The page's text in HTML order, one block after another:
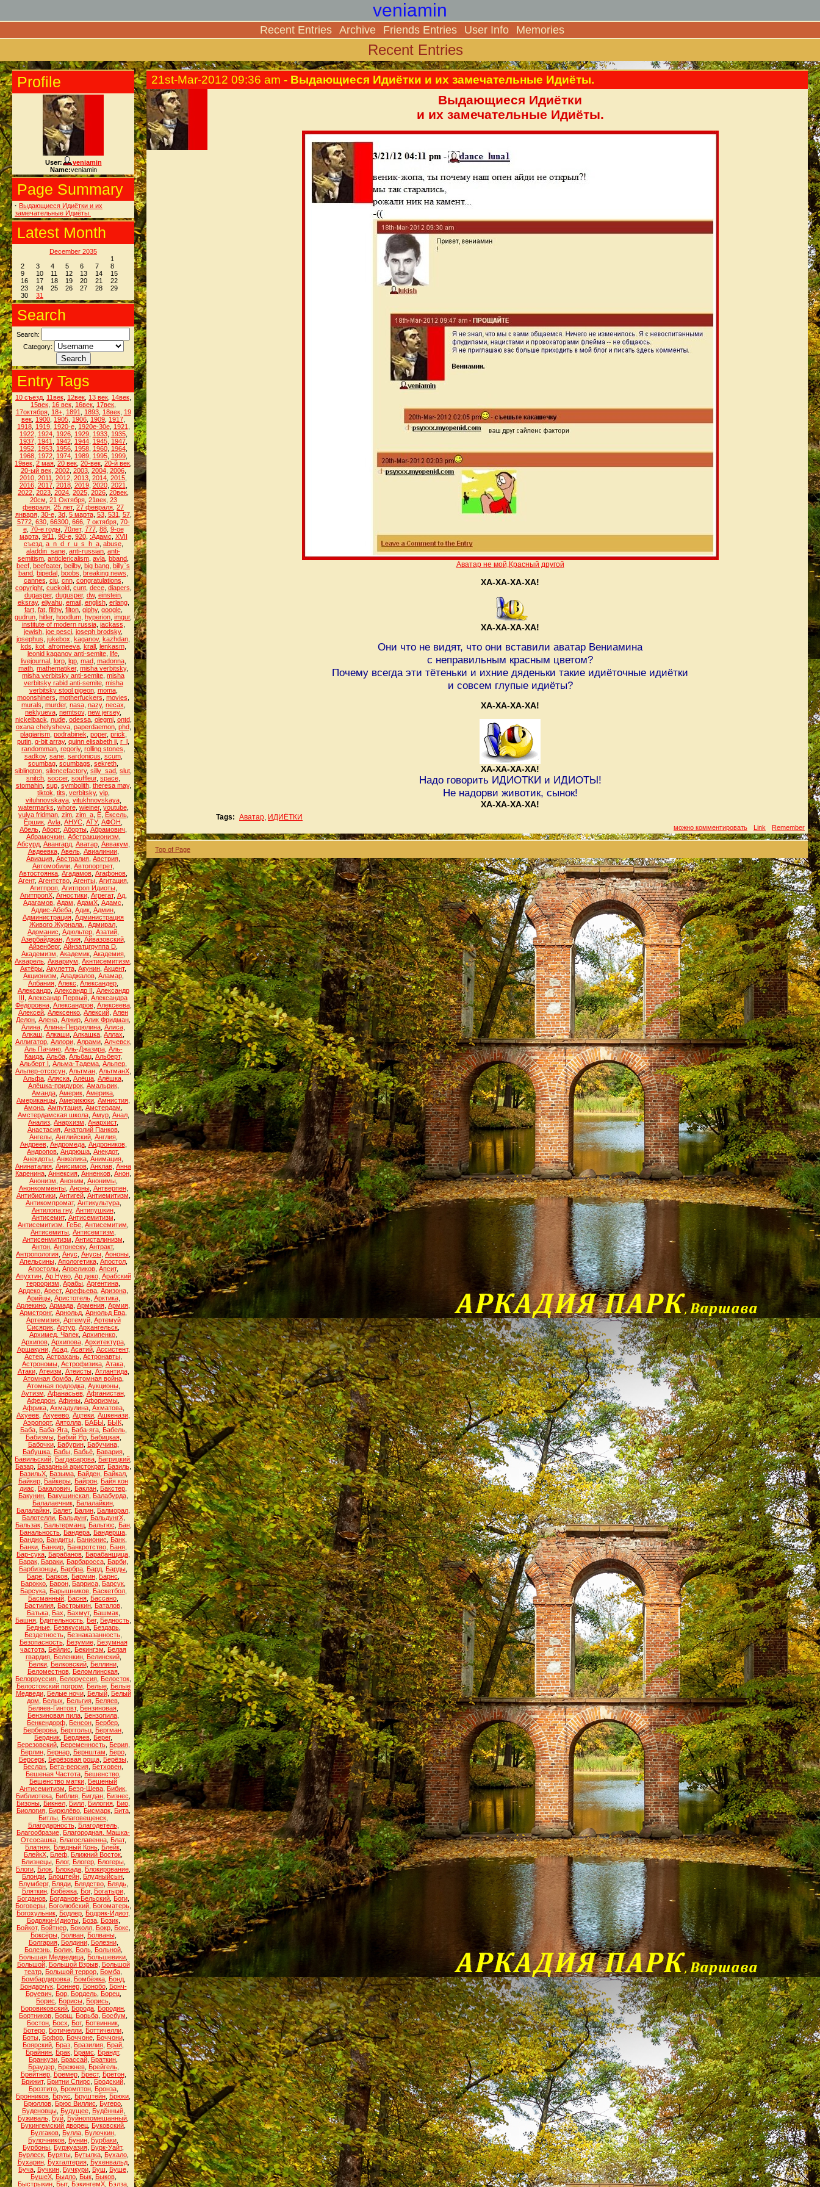
veniamin
Recent Entries Archive Friends Entries User Info Memories
Recent Entries
Profile
User:
veniamin
Name:veniamin
Page Summary
· Выдающиеся Идиётки и их
замечательные Идиёты.
Latest Month
December 2035
1
2
3 4 5 6 7
8
9
10 11 12 13 14
15
16
17 18 19 20 21
22
23
24 25 26 27 28
29
30
31
Search
Search:
Category:
Entry Tags
10 съезд 11век 12век 13 век 14век
15век 16 век 16век 17век
17октября, 18+, 1891 1893, 18век, 19
век 1900 1905 1906 1909 1917
1918, 1919, 1920-е, 1920е-30е, 1921
1922, 1924, 1926, 1929, 1933, 1935,
1937, 1941 1942, 1944, 1945, 1947,
1952, 1953, 1956, 1958, 1960, 1964,
1968, 1972, 1974, 1989, 1995, 1999,
19век 2 мая 20 век 20-век 20-й век
20-ый век, 2002, 2003, 2004, 2006,
2010 2011 2012 2013 2014 2015
2016, 2017, 2018, 2019, 2020, 2021
2022 2023 2024 2025 2026 20век
20см 21 Октября, 21век, 23
февраля 25 лет, 27 февраля 27
января, 30-е, 3d, 5 марта, 53, 531 57,
5772, 630, 66300, 666, 7 октября, 70-
е, 70-е годы, 70лет, 777, 88, 9-ое
марта, 9/11 90-е, 920, :Адамс XVII
съезд, a_n_d_r_u_s_h_a, abuse,
aladdin_sane anti-russian anti-
semitism anticlericalism avla bband
beef beefeater, beilby, big bang billy`s
band bipedal boobs breaking news
cannes ciu, cnn, congratulations
copyright, cuckold, cunt, dece, diapers
dugasper, dugusper, dw, einstein,
eksray, eliyahu, email, english, erlang,
fart, fat, filthy, filton, giphy, google,
gudrun hitler, hoodlum hyperion imgur,
institute of modern russia, jackass
jewish joe pesci joseph brodsky,
josephus jukebox kaganov, kazhdan
kds kot_afromeeva, krall, lenkasm,
leonid kaganov anti-semite, life,
livejournal, lorp, lqp, mad, madonna,
math mathematiker, misha verbitsky,
misha verbitsky anti-semite misha
verbitsky rabid anti-semite, misha
verbitsky stool pigeon, moma,
moonshiners motherfuckers movies
murals murder, nasa, nazy, necax
neklyueva nemtsov, new jersey,
nickelback nude, odessa, olegmi, ontd,
oxana chelysheva, paperdaemon, phd,
plagiarism, podrabinek poper, prick
putin q-bit array, quinn elisabeth ii r_l
randomman regoriy, rolling stones
sadkov, sane, sardonicus scum,
scumbag scumbags sekreth
siblington silencefactory, silly_sad slut
snitch soccer, souffleur, space
stomahin, sup, symbolith, theresa may,
tiktok tits verbitsky, vip,
vituhnovskaya, vitukhnovskaya,
watermarks whore, wieiner, youtube,
yulya fridman, zim, zim_a, Ё, Ёксель,
Ёршик Аvla АНУС АТУ, АФОН
Абель Аборт, Аборты Абрамович
Абрамочкин, Абстракционизм
Абсурд, Авангард, Аватар, Аввакум
Авдеевка, Авель, Авиалинии,
Авиация Австралия Австрия
Автомобили Автопортрет,
Автостоянка Агадамов Агафонов
Агент, Агентство, Агенты, Агитация,
Агитпроп, Агитпроп Идиоты,
АгитпропХ, Агностики, Агрегат, Ад,
Адагамов Адам АдамХ Адамс
Аддис-Абеба Адик Админ
Администрация Администрация
Живого Журнала.
Адмирал
Адоманис Адюльтер Азатий
Азербайджан, Азия, Айвазовский,
Айзенберг, Айнзатцгруппа D
Академизм Академик, Академия,
Акварель Аквариум Акнтисемитизм
Актёры Акулетта Акунин Акцент,
Акционизм Аладжалов, Аламар,
Албания Алекс Александер
Александр, Александр II Александр
III Александр Первый Александра
Фёдоровна, Александров, Алексеева,
Алексей Алексенко Алексий Ален
Делон Алена Алжир Алик Фридман
Алина Алина-Пердюлина Алиса
Алкаш Алкаши Алкашка Аллах
Аллигатор, Аллори, Алрами, Алчевск,
Аль Пачино, Аль-Джазира, Аль-
Каида Альба Альбац Альберт,
Альберт I Альма-Тадема Альпер
Альпер-отсосун Альтман АльтманХ
Альфа Аляска Алёша Алёшка
Алёшка-придурок, Амальрик,
Аманда Америк Америка
Американцы Америкюки Амнистия
Амона Ампутация Амстердам
Амстердамская школа, Амур, Анал,
Анализ Анархизм Анархист,
Анастасия, Анатолий Панков,
Ангелы, Английский, Англия,
Андреев, Андромеда, Андроников,
Андропов Андрюша Анекдот,
Анекдоты Анжелика Анимация
Анинаталия Анисимов Анклав Анна
Каренина Аннексия Анненков Анон
Анонизм Аноним Анонимы,
Анонкомменты, Аноны, Антверпен,
Антибиотики, Антигей, Антиемитизм
Антикомпромат, Антикультура,
Антилопа гну, Антипушкин,
Антисемит, Антисемитизм
Антисемитизм. ГеБе Антисемитим
Антисемиты Антисемтизм
Антисенмитизм Антисталинизм
Антон Антонеску, Антракт,
Антропология Анус Анусы Аононы
Апельсины, Апологетика, Апостол,
Апостолы Апреликов Апсит,
Апухтин, Ар Нуво, Ар деко, Арабский
терроризм Арабы Аргентина
Ардеко Арест, Арефьева Аризона
Арийцы, Аристотель, Арктика,
Арлекино Армада Армения Армия
Армстронг, Арнольд Арнольд Ева
Артемизия, Артемуй, Артемуй
Сисярик Артур Архангельск
Архимед. Чапек Архипенко
Архипов, Архипова, Архитектура,
Аршакуни, Асад, Асатий, Ассистент,
Астер Астрахань Астронавты
Астрономы, Астрофизика, Атака,
Атаки, Атеизм Атеисты, Атлантида,
Атомная бомба, Атомная война,
Атомная подлодка, Аукционы,
Аутизм Афанасьев, Афганистан,
Афедрон Афины Афоризмы
Африка, Ахмадулина, Ахматова,
Ахуеев Ахуеево Ацтеки Ашкенази
Аэропорт, Аятолла БАБЫ БЫК
Баба, Баба-Яга, Баба-яга, Бабель,
Бабизмы, Бабий Яр, Бабицкая,
Бабочки, Бабурин, Бабучина,
Бабушка, Бабы, Бабьё, Бавария,
Бавильский Багдасарова Багрицкий
Базар Базарный аристократ, Базиль
БазильХ, Базыма, Байден, Байкал,
Байкер Байкеры Байрон Байя кон
диас
Бакалович Баклан Бакстер
Бакунин Бакушинская Балабурда
Балалаечник, Балалайкин,
Балалайкн Балет, Балин Балморал
Балотелли, Бальдунг, БальдунгХ,
Бальзак, Бальтерманц, Бальтюс Бан,
Банальность Бандера Бандерша
Банджо Бандиты Банионис Банк
Банки Банкир Банкротство Баня
Бар-сука Барабанов Барабанщица
Барак, Бараки, Барбаросса, Барби,
Барбизонцы Барбра Бард Барды
Баре Барков Бармин Барнс
Барокко Барон Барриса Барсук
Барсука, Барышников, Баскетбол,
Басманный Басня Бассано
Бастилия Бастрыкин Баталов
Батька, Бах Бахмут, Башмак,
Башня Бдительность Бег, Бедность
Бедные, Безвкусица, Бездарь,
Бездетность Безнаказанность
Безопасность, Безумие, Безумная
частота Бейлис Бекингэм
Белая
гвардия, Беленкин, Белинский,
Белки, Белковский, Беллини,
Беломестнов, Беломлинская,
Белорруссия Белоруссия Белосток
Белостокский погром
Белые, Белые
Медведи, Белые ночи, Белый, Белый
дом
Белых Бельгия Беляев
Беляев-Гинтовт, Бензиновая
Бензиновая пила Бензопила
Бенкендорф Бенсон Бербер
Берберова Берггольц Бергман
Бердник Бердяев Берег,
Березовский, Беременность, Берия,
Берлин, Бернар, Бернштам Беро,
Берсерк, Берёзовая роща, Берёзы,
Беслан Бета-версия Бетховен
Бешеная Частота Бешенство
Бешенство матки Бешеный
Антисемитизм
Беэр-Шева Бибик
Библиотека Библия Бигдан Бизнес
Бизоны Бикнел Билл Билогия Био
Биология, Бирюлёво, Бисмарк, Бита,
Битлы Благовещенск
Благодарность, Благодетель,
Благообразие Благородная. Машка-
Отсосашка, Благославенна, Блат,
Блатняк Бледный Конь Блейк
БлейкХ Блеф Ближний Восток
Близнецы, Блог, Блогер, Блогеры,
Блоги Блок Блокада Блокирование
Блонди Блоштейн Блудныйсын
Блумберг, Бляди, Блядство, Блядь,
Бляткин, Бобёжка, Бог, Богатыри,
Богданов Богданов-Бельский Боги
Боговеры Боголюбский Богоматерь
Богохульник Бодлер Бодряк-Идиот,
Бодряки-Идиоты, Боза, Бозик,
Бойкот, Бойтнер, Боколл, Бокр, Бокс
Боксёры, Болван, Болваны,
Болгария, Болдини, Болезни,
Болезнь, Болик, Боль, Больной,
Большая Медведица Большевики
Большой, Большой Взрыв, Большой
театр Большой террор Бомба
Бомбардировка, Бомбёжка, Бонд,
Бондарчук, Боннер, Бонобо, Бонч-
Бруевич
Бор, Бордель, Борец,
Борис
Борисы Борись
Боровиковский Борода Бородин
Бортников Борщ Борьба Босбум
Бостон Босх Бот, Ботвинник
Ботеро Ботичелли Боттичелли
Боты, Бофор, Боччоне, Боччони,
Боярский Браз Бразилия Брай
Брайнин Брак Брамс Брандт,
Бранкузи Брассай Браткин
Браудер, Брежнев, Брейгель,
Брейтнер, Бремер, Брест, Бретон,
Брижит, Бритни Спирс Бродский
Брозтито, Бромптон, Бронза,
Бронников Брукс Бруштейн Брюки
Брюллов Брюс Виллис Бугеро
Буденовцы, Будущее, Будённый,
Буживаль Буй Буйнопомешанный
Букингемский дворец Буковский
Булгаков Булла Булочкин
Булочников Бунин Бурбаки
Бурбоны Буржуазия Бурк-Уайт,
Бурлеск, Буряты, Бутылка, Бухало,
Бухарин, Бухгалтерия, Бухенвальд,
Буча Бучкин Бучкури Буш Буше
БушеХ, Быдло, Бык, Быков,
Быстрыкин Быт, БэкингемХ Бэлза
21st-Mar-2012 09:36 am - Выдающиеся Идиётки и их замечательные Идиёты.
Выдающиеся Идиётки
и их замечательные Идиёты.
Аватар не мой,Красный другой
ХА-ХА-ХА-ХА!
ХА-ХА-ХА-ХА!
Они что не видят, что они вставили аватар Вениамина
с неправильным красным цветом?
Почему всегда эти тётеньки и ихние дяденьки такие идиёточные идиётки
и совсем глупые идиёты?
ХА-ХА-ХА-ХА!
ХА-ХА-ХА-ХА!
Надо говорить ИДИОТКИ и ИДИОТЫ!
Не надорви животик, сынок!
ХА-ХА-ХА-ХА!
Tags: Аватар, ИДИЁТКИ
можно комментировать Link Remember
Top of Page